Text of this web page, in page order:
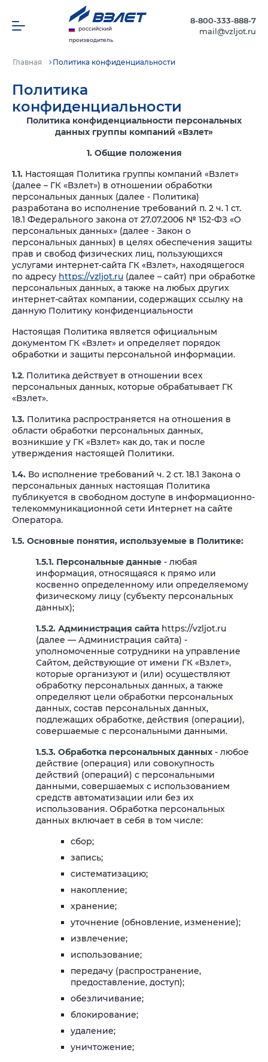
российский
производитель
8-800-333-888-7
mail@vzljot.ru
Главная Политика конфиденциальности
Политика
конфиденциальности
Политика конфиденциальности персональных
данных группы компаний «Взлет»
1. Общие положения
1.1. Настоящая Политика группы компаний «Взлет»
(далее – ГК «Взлет») в отношении обработки
персональных данных (далее - Политика)
разработана во исполнение требований п. 2 ч. 1 ст.
18.1 Федерального закона от 27.07.2006 № 152-ФЗ «О
персональных данных» (далее - Закон о
персональных данных) в целях обеспечения защиты
прав и свобод физических лиц, пользующихся
услугами интернет-сайта ГК «Взлет», находящегося
по адресу https://vzljot.ru (далее – сайт) при обработке
персональных данных, а также на любых других
интернет-сайтах компании, содержащих ссылку на
данную Политику конфиденциальности
Настоящая Политика является официальным
документом ГК «Взлет» и определяет порядок
обработки и защиты персональной информации.
1.2. Политика действует в отношении всех
персональных данных, которые обрабатывает ГК
«Взлет».
1.3. Политика распространяется на отношения в
области обработки персональных данных,
возникшие у ГК «Взлет» как до, так и после
утверждения настоящей Политики.
1.4. Во исполнение требований ч. 2 ст. 18.1 Закона о
персональных данных настоящая Политика
публикуется в свободном доступе в информационно-
телекоммуникационной сети Интернет на сайте
Оператора.
1.5. Основные понятия, используемые в Политике:
1.5.1. Персональные данные - любая
информация, относящаяся к прямо или
косвенно определенному или определяемому
физическому лицу (субъекту персональных
данных);
1.5.2. Администрация сайта https://vzljot.ru
(далее — Администрация сайта) -
уполномоченные сотрудники на управление
Сайтом, действующие от имени ГК «Взлет»,
которые организуют и (или) осуществляют
обработку персональных данных, а также
определяют цели обработки персональных
данных, состав персональных данных,
подлежащих обработке, действия (операции),
совершаемые с персональными данными.
1.5.3. Обработка персональных данных - любое
действие (операция) или совокупность
действий (операций) с персональными
данными, совершаемых с использованием
средств автоматизации или без их
использования. Обработка персональных
данных включает в себя в том числе:
сбор;
запись;
систематизацию;
накопление;
хранение;
уточнение (обновление, изменение);
извлечение;
использование;
передачу (распространение,
предоставление, доступ);
обезличивание;
блокирование;
удаление;
уничтожение;